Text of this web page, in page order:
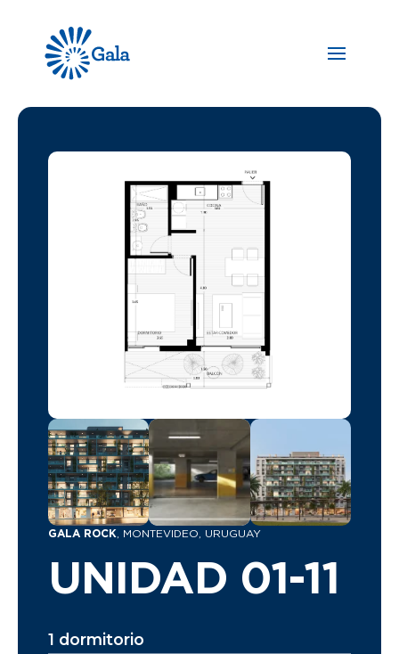
GALA ROCK , MONTEVIDEO, URUGUAY
UNIDAD 01-11
1 dormitorio